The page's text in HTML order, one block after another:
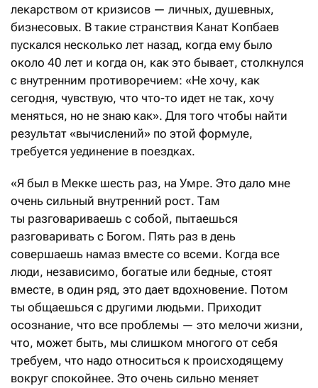
лекарством от кризисов — личных, душевных,
бизнесовых. В такие странствия Канат Копбаев
пускался несколько лет назад, когда ему было
около 40 лет и когда он, как это бывает, столкнулся
с внутренним противоречием: «Не хочу, как
сегодня, чувствую, что что-то идет не так, хочу
меняться, но не знаю как». Для того чтобы найти
результат «вычислений» по этой формуле,
требуется уединение в поездках.
«Я был в Мекке шесть раз, на Умре. Это дало мне
очень сильный внутренний рост. Там
ты разговариваешь с собой, пытаешься
разговаривать с Богом. Пять раз в день
совершаешь намаз вместе со всеми. Когда все
люди, независимо, богатые или бедные, стоят
вместе, в один ряд, это дает вдохновение. Потом
ты общаешься с другими людьми. Приходит
осознание, что все проблемы — это мелочи жизни,
что, может быть, мы слишком многого от себя
требуем, что надо относиться к происходящему
вокруг спокойнее. Это очень сильно меняет